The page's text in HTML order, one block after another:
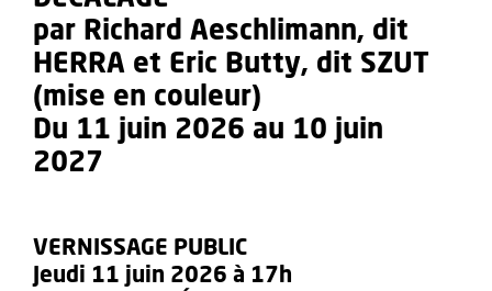
par Richard Aeschlimann, dit
HERRA et Eric Butty, dit SZUT
(mise en couleur)
Du 11 juin 2026 au 10 juin
2027
VERNISSAGE PUBLIC
Jeudi 11 juin 2026 à 17h